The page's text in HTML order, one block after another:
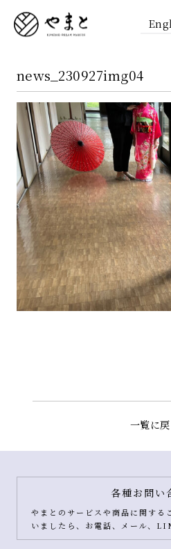
news_230927img04
一覧に戻
各種お問い
やまとのサービスや商品に関する
いましたら、お電話、メール、